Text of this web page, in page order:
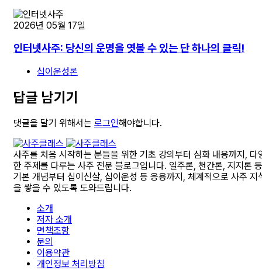
2026년 05월 17일
인터넷사주: 당신의 운명을 엿볼 수 있는 단 하나의 클릭!
십이운성론
답글 남기기
댓글을 달기 위해서는 로그인해야합니다.
사주를 처음 시작하는 분들을 위한 기초 강의부터 심화 내용까지, 다
한 주제를 다루는 사주 전문 블로그입니다. 일주론, 천간론, 지지론 등
기본 개념부터 십이신살, 십이운성 등 응용까지, 체계적으로 사주 지
을 쌓을 수 있도록 도와드립니다.
소개
저자 소개
면책조항
문의
이용약관
개인정보 처리방침